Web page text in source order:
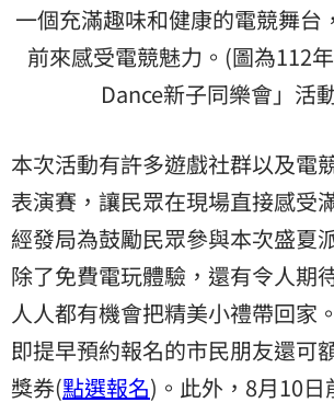
一個充滿趣味和健康的電競舞台
前來感受電競魅力。(圖為112
Dance新子同樂會」活
本次活動有許多遊戲社群以及電
表演賽，讓民眾在現場直接感受
經發局為鼓勵民眾參與本次盛夏
除了免費電玩體驗，還有令人期
人人都有機會把精美小禮帶回家
即提早預約報名的市民朋友還可
獎券(點選報名)。此外，8月10日